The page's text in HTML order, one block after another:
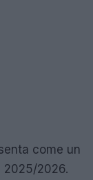
come un
2025/2026.